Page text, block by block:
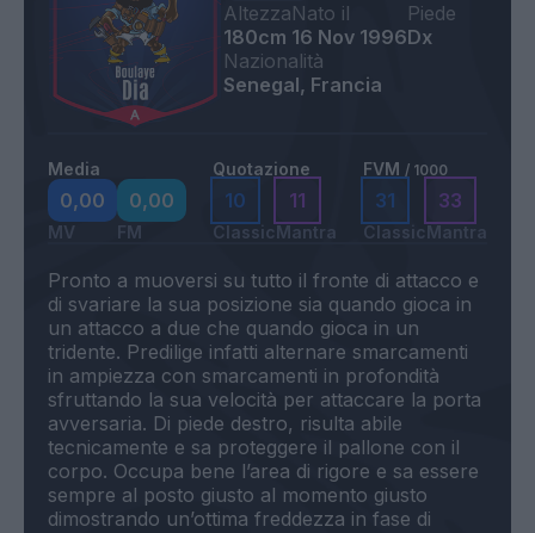
Altezza
180cm
Nato il
16 Nov 1996
Piede
Dx
Nazionalità
Senegal, Francia
Media
0,00
MV
0,00
FM
Quotazione
10
Classic
11
Mantra
FVM / 1000
31
Classic
33
Mantra
Pronto a muoversi su tutto il fronte di attacco e
di svariare la sua posizione sia quando gioca in
un attacco a due che quando gioca in un
tridente. Predilige infatti alternare smarcamenti
in ampiezza con smarcamenti in profondità
sfruttando la sua velocità per attaccare la porta
avversaria. Di piede destro, risulta abile
tecnicamente e sa proteggere il pallone con il
corpo. Occupa bene l’area di rigore e sa essere
sempre al posto giusto al momento giusto
dimostrando un’ottima freddezza in fase di